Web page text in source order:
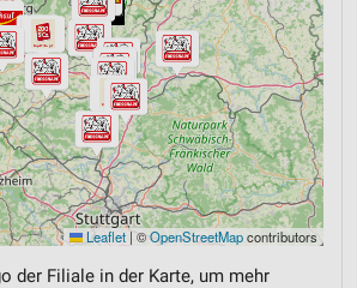
Leaflet | ©OpenStreetMapcontributors
der Filiale in der Karte, um mehr